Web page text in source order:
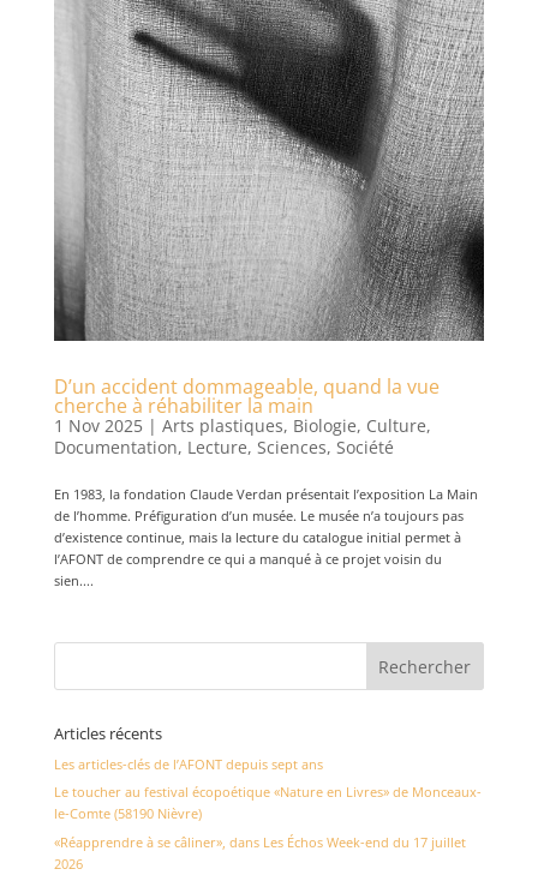
D’un accident dommageable, quand la vue
cherche à réhabiliter la main
1 Nov 2025| Arts plastiques, Biologie, Culture,
Documentation, Lecture, Sciences, Société
En 1983, la fondation Claude Verdan présentait l’exposition La Main
de l’homme. Préfiguration d’un musée. Le musée n’a toujours pas
d’existence continue, mais la lecture du catalogue initial permet à
l’AFONT de comprendre ce qui a manqué à ce projet voisin du
sien....
Articles récents
Les articles-clés de l’AFONT depuis sept ans
Le toucher au festival écopoétique «Nature en Livres» de Monceaux-
le-Comte (58190 Nièvre)
«Réapprendre à se câliner», dans Les Échos Week-end du 17 juillet
2026